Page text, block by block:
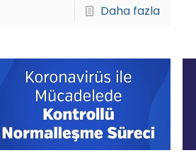
Daha fazla